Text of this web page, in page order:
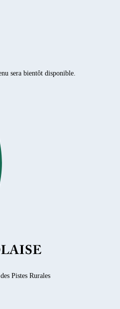
sera bientôt disponible.
Pistes Rurales